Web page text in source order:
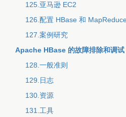
125.亚马逊 EC2
126.配置 HBase 和
127.案例研究
Apache HBase 的故障排除和调试
128.一般准则
129.日志
130.资源
131.工具